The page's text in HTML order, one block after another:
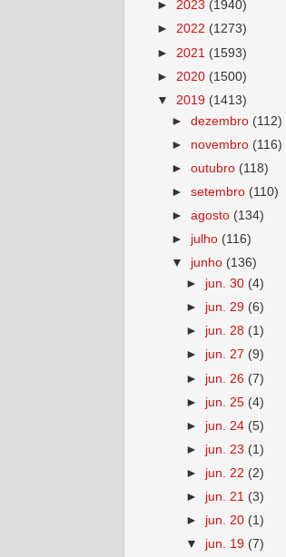
► 2023 (1940)
► 2022 (1273)
► 2021 (1593)
► 2020 (1500)
▼ 2019 (1413)
►dezembro (112)
► novembro (116)
►outubro (118)
►setembro (110)
►agosto (134)
► julho (116)
▼ junho (136)
► jun. 30 (4)
► jun. 29 (6)
► jun. 28 (1)
► jun. 27 (9)
► jun. 26 (7)
► jun. 25 (4)
► jun. 24 (5)
► jun. 23 (1)
► jun. 22 (2)
► jun. 21 (3)
► jun. 20 (1)
▼ jun. 19 (7)